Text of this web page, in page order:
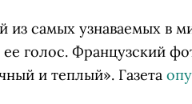
из самых узнаваемых в
ее голос. Французский
и теплый». Газета